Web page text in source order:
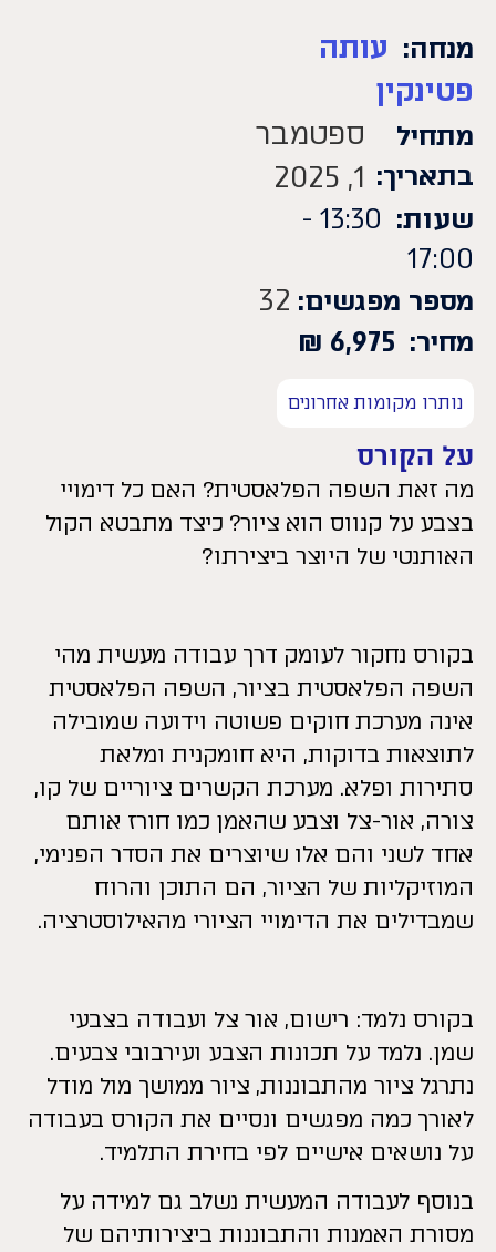
מנחה: עותה
פטינקין
מתחיל
בתאריך:
ספטמבר
1, 2025
שעות:
13:30 -
17:00
מספר מפגשים: 32
מחיר: 6,975
₪
נותרו מקומות אחרונים
על הקורס
מה זאת השפה הפלאסטית? האם כל דימויי
בצבע על קנווס הוא ציור? כיצד מתבטא הקול
האותנטי של היוצר ביצירתו?
בקורס נחקור לעומק דרך עבודה מעשית מהי
השפה הפלאסטית בציור, השפה הפלאסטית
אינה מערכת חוקים פשוטה וידועה שמובילה
לתוצאות בדוקות, היא חומקנית ומלאת
סתירות ופלא. מערכת הקשרים ציוריים של קו,
צורה, אור-צל וצבע שהאמן כמו חורז אותם
אחד לשני והם אלו שיוצרים את הסדר הפנימי,
המוזיקליות של הציור, הם התוכן והרוח
שמבדילים את הדימויי הציורי מהאילוסטרציה.
בקורס נלמד: רישום, אור צל ועבודה בצבעי
שמן. נלמד על תכונות הצבע ועירבובי צבעים.
נתרגל ציור מהתבוננות, ציור ממושך מול מודל
לאורך כמה מפגשים ונסיים את הקורס בעבודה
על נושאים אישיים לפי בחירת התלמיד.
בנוסף לעבודה המעשית נשלב גם למידה על
מסורת האמנות והתבוננות ביצירותיהם של